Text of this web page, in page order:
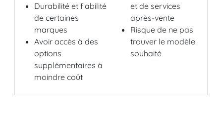
Durabilité et fiabilité
de certaines
marques
Avoir accès à des
options
supplémentaires à
moindre coût
et de services
après-vente
Risque de ne pas
trouver le modèle
souhaité